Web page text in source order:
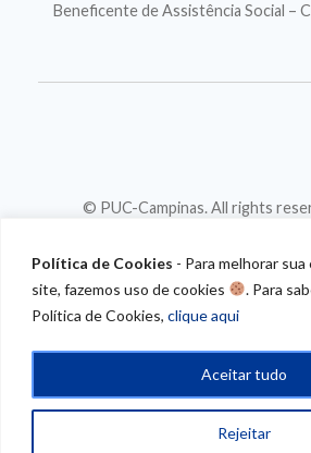
Política de Cookies - Para melhorar
site, fazemos uso de cookies
. Para
Política de Cookies, clique aqui
Rejeitar
Aceitar tudo
Beneficente de Assistência Social –
© PUC-Campinas. All rights